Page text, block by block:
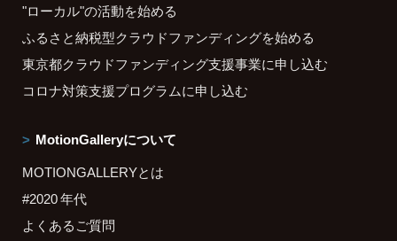
"ローカル"の活動を始める
ふるさと納税型クラウドファンディングを始める
東京都クラウドファンディング支援事業に申し込む
コロナ対策支援プログラムに申し込む
MotionGalleryについて
MOTIONGALLERYとは
#2020 年代
よくあるご質問